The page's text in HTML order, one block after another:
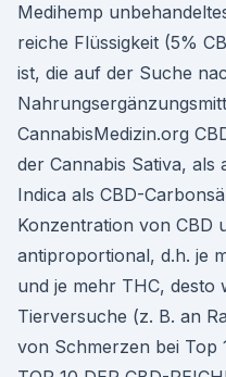
Medihemp
reiche Flüssigkeit (5%
ist, die auf der Suche
CannabisMedizin.org
der Cannabis Sativa, als
Indica als CBD-
Konzentration von CBD
antiproportional, d.h. je
und je mehr THC, desto
Tierversuche (z. B. an
von Schmerzen bei Top